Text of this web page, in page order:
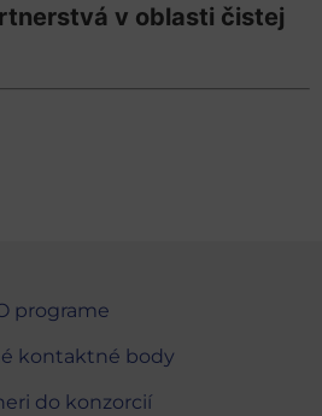
v oblasti čistej
programe
kontaktné body
do konzorcií